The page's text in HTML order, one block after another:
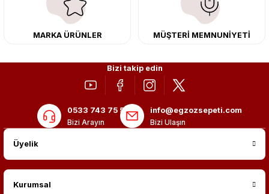
MARKA ÜRÜNLER MÜŞTERİ MEMNUNİYETİ
Bizi takip edin
0533 743 75 56
Bizi Arayın
info@egzozsepeti.com
Bizi Ulaşın
Üyelik
Kurumsal